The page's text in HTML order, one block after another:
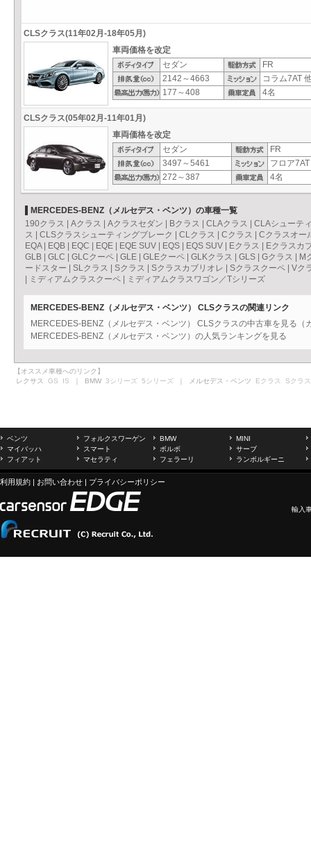
CLSクラス(11年02月-18年05月)
車両価格を改定
セダン
FR
2142～4663
コラム7AT
177～408
4名
CLSクラス(05年02月-11年01月)
車両価格を改定
セダン
FR
3497～5461
フロア7AT
272～387
4名
MERCEDES-BENZ（メルセデス・ベンツ）の車種一覧
190クラス
Aクラス Aクラスセダン Bクラス CLAクラス
CLAシューテ
ス
CLSクラスシューティングブレーク CLクラス Cクラス
Cクラスオー
EQA| EQB EQC EQE EQE SUV EQS EQS SUV Eクラス
Eクラスカ
GLB
GLC GLCクーペ GLE GLEクーペ GLKクラス GLS Gクラス
M
ードスター
SLクラス Sクラス Sクラスカブリオレ Sクラスクーペ
Vク
ミディアムクラスクーペ ミディアムクラスワゴン／Tシリーズ
MERCEDES-BENZ（メルセデス・ベンツ） CLSクラスの関連リンク
MERCEDES-BENZ（メルセデス・ベンツ） CLSクラスの中古車を見る（
MERCEDES-BENZ（メルセデス・ベンツ）の人気ランキングを見る
【オススメ車種へのリンク】
レクサス GS IS ｜ BMW 3シリーズ 5シリーズ ｜ メルセデス・ベンツ Eクラス Sクラス
ベンツ フォルクスワーゲン BMW
MINI
マイバッハ
スマート ボルボ
サーブ
フィアット
マセラティ フェラーリ ランボルギーニ
利用規約 | お問い合わせ | プライバシーポリシー
輸入